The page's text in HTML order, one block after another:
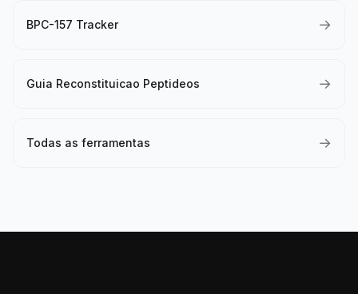
BPC-157 Tracker →
Guia Reconstituicao Peptideos →
Todas as ferramentas →